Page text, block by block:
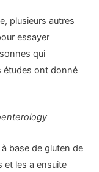
plusieurs autres
essayer
qui
études ont donné
base de gluten de
et les a ensuite